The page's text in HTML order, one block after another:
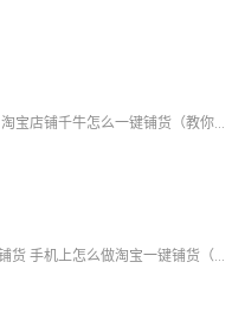
爱用科技将为大家分享淘宝店铺千牛怎么一键铺货（教你轻松实现店铺货源批量上架）,千牛如何一键铺货 淘宝店铺千牛怎么一键铺货（教你轻松实现店铺货源批量上架） 扫一扫添加客服 服务热线 等内容，希望可以帮助
爱用科技将为大家分享手机上怎么做淘宝一键铺货（教你快速实现淘宝店铺批量上架）,手机淘宝如何一键铺货 手机上怎么做淘宝一键铺货（教你快速实现淘宝店铺批量上架） 扫一扫添加客服 服务热线 等内容，希望可以